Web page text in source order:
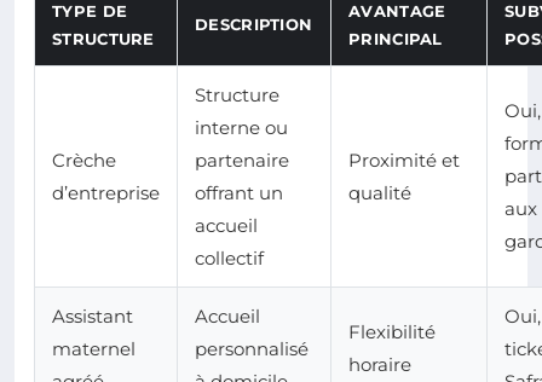
TYPE DE
STRUCTURE
DESCRIPTION
AVANTAGE
PRINCIPAL
Crèche
d’entreprise
Structure
interne ou
partenaire
offrant un
accueil
collectif
Proximité et
qualité
aux
Assistant
maternel
Accueil
personnalisé
Flexibilité
horaire